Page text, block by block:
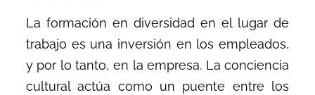
La formación en diversidad en el lugar de
trabajo es una inversión en los empleados,
y por lo tanto, en la empresa. La conciencia
cultural actúa como un puente entre los